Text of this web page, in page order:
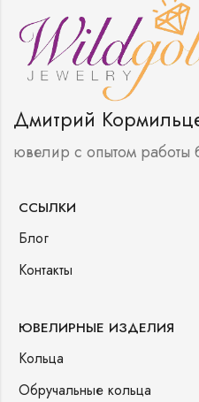
Дмитрий
ювелир с опытом работы
ССЫЛКИ
Блог
Контакты
ЮВЕЛИРНЫЕ ИЗДЕЛИЯ
Кольца
Обручальные кольца